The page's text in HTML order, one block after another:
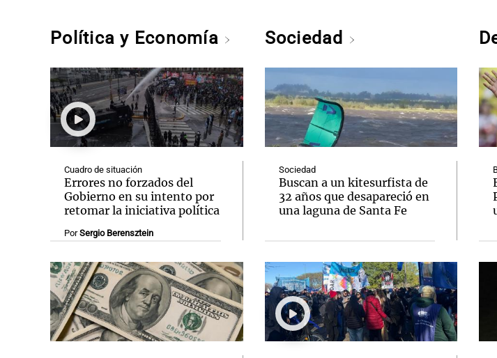
Política y Economía
Cuadro de situación
Errores no forzados del
Gobierno en su intento por
retomar la iniciativa política
PorSergio Berensztein
Sociedad
Sociedad
Buscan a un kitesurfista de
32 años que desapareció en
una laguna de Santa Fe